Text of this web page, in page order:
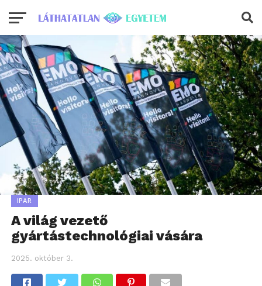
IPAR
A világ vezető
gyártástechnológiai vására
2025. október 3.